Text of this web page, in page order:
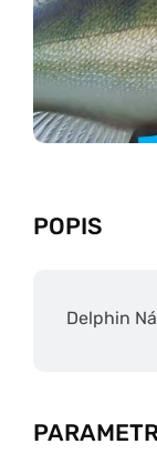
POPIS
Delphin